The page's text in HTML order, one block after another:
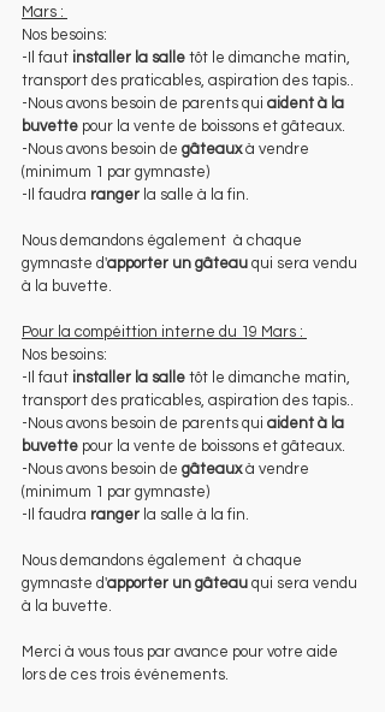
Mars :
Nos besoins:
-Il faut installer la salle tôt le dimanche matin,
transport des praticables, aspiration des tapis..
-Nous avons besoin de parents qui aident à la
buvette pour la vente de boissons et gâteaux.
-Nous avons besoin de gâteaux à vendre
(minimum 1 par gymnaste)
-Il faudra ranger la salle à la fin.
Nous demandons également  à chaque
gymnaste d'apporter un gâteau qui sera vendu
à la buvette.
Pour la compéittion interne du 19 Mars :
Nos besoins:
-Il faut installer la salle tôt le dimanche matin,
transport des praticables, aspiration des tapis..
-Nous avons besoin de parents qui aident à la
buvette pour la vente de boissons et gâteaux.
-Nous avons besoin de gâteaux à vendre
(minimum 1 par gymnaste)
-Il faudra ranger la salle à la fin.
Nous demandons également  à chaque
gymnaste d'apporter un gâteau qui sera vendu
à la buvette.
Merci à vous tous par avance pour votre aide
lors de ces trois événements.